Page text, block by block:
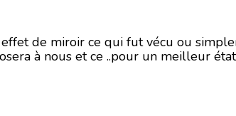
de miroir ce qui fut vécu ou
à nous et ce ..pour un meilleur